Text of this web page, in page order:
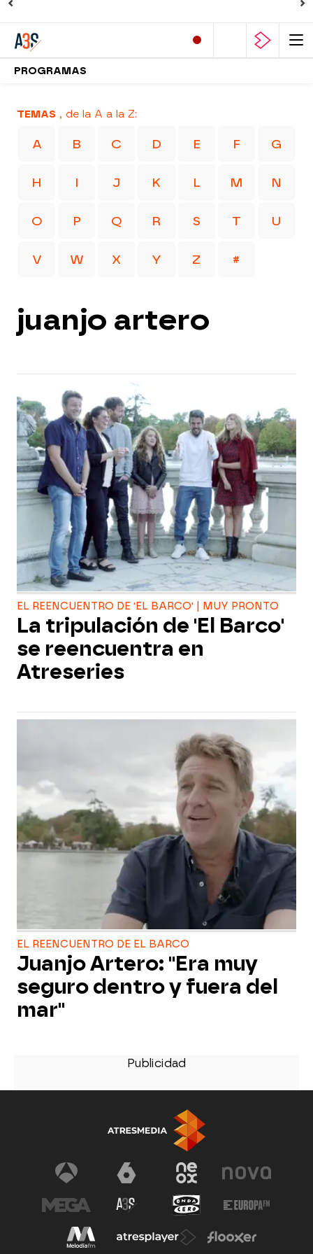
PROGRAMAS
TEMAS , de la A a la Z:
A B C D E F G
H I J K L M N
O P Q R S T U
V W X Y Z #
juanjo artero
EL REENCUENTRO DE 'EL BARCO' | MUY PRONTO
La tripulación de 'El Barco'
se reencuentra en
Atreseries
EL REENCUENTRO DE EL BARCO
Juanjo Artero: "Era muy
seguro dentro y fuera del
mar"